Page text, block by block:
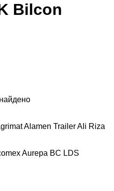
Bilcon
Alamen TrailerAli Riza
Aurepa BC LDS